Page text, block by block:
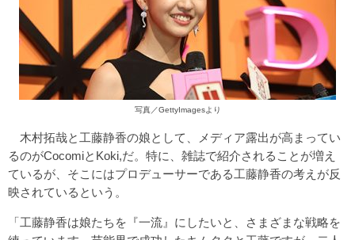
写真／GettyImagesより
木村拓哉と工藤静香の娘として、メディア露出が高まってい
るのがCocomiとKoki,だ。特に、雑誌で紹介されることが増え
ているが、そこにはプロデューサーである工藤静香の考えが反
映されているという。
「工藤静香は娘たちを『一流』にしたいと、さまざまな戦略を